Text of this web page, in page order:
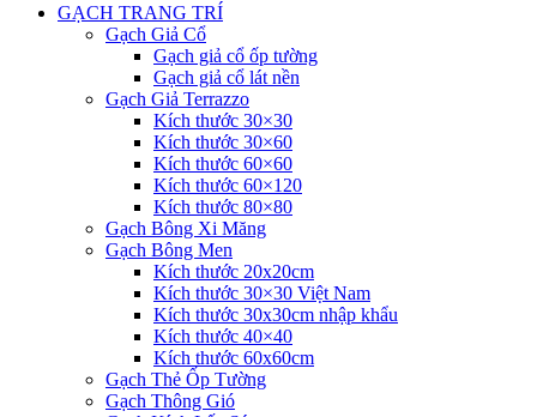
GẠCH TRANG TRÍ
Gạch Giả Cổ
Gạch giả cổ ốp tường
Gạch giả cổ lát nền
Gạch Giả Terrazzo
Kích thước 30×30
Kích thước 30×60
Kích thước 60×60
Kích thước 60×120
Kích thước 80×80
Gạch Bông Xi Măng
Gạch Bông Men
Kích thước 20x20cm
Kích thước 30×30 Việt Nam
Kích thước 30x30cm nhập khẩu
Kích thước 40×40
Kích thước 60x60cm
Gạch Thẻ Ốp Tường
Gạch Thông Gió